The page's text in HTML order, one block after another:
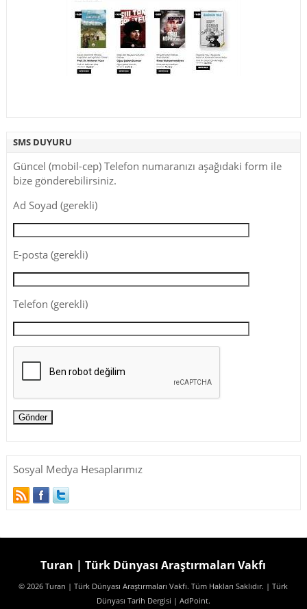
SMS DUYURU
Güncel (mobil-cep) Telefon numaranızı aşağıdaki form ile
bize gönderebilirsiniz.
Ad Soyad (gerekli)
E-posta (gerekli)
Telefon (gerekli)
Sosyal Medya Hesaplarımız
Turan | Türk Dünyası Araştırmaları Vakfı
© 2026 Turan | Türk Dünyası Araştırmaları Vakfı. Tüm Hakları Saklıdır. | Türk
Dünyası Tarih Dergisi | AdPoint.